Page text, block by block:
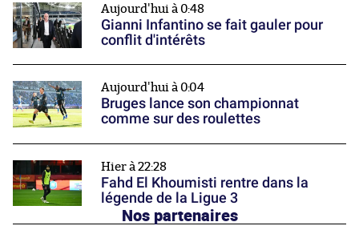
Aujourd'hui à 0:48
Gianni Infantino se fait gauler pour
conflit d'intérêts
Aujourd'hui à 0:04
Bruges lance son championnat
comme sur des roulettes
Hier à 22:28
Fahd El Khoumisti rentre dans la
légende de la Ligue 3
Nos partenaires